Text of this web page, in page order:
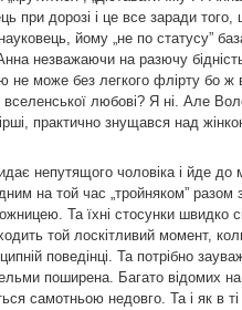
при дорозі і це все заради
йому „не по статусу”
незважаючи на разючу
не може без легкого флірту бо ж
вселенської любові? Я ні. Але
практично знущався над
непутящого чоловіка і йде до
на той час „тройняком”
Та їхні стосунки швидко
той лоскітливий момент,
поведінці. Та потрібно
поширена. Багато відомих
самотньою недовго. Та і як в